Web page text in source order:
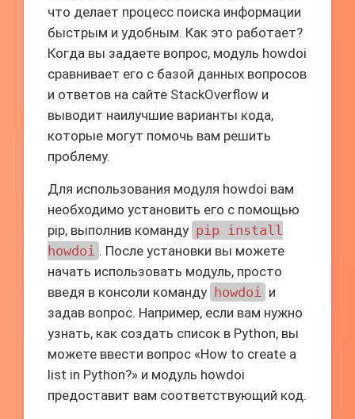
что делает процесс поиска информации
быстрым и удобным. Как это работает?
Когда вы задаете вопрос, модуль howdoi
сравнивает его с базой данных вопросов
и ответов на сайте StackOverflow и
выводит наилучшие варианты кода,
которые могут помочь вам решить
проблему.
Для использования модуля howdoi вам
необходимо установить его с помощью
pip, выполнив команду pip install
howdoi . После установки вы можете
начать использовать модуль, просто
введя в консоли команду howdoi и
задав вопрос. Например, если вам нужно
узнать, как создать список в Python, вы
можете ввести вопрос «How to create a
list in Python?» и модуль howdoi
предоставит вам соответствующий код.